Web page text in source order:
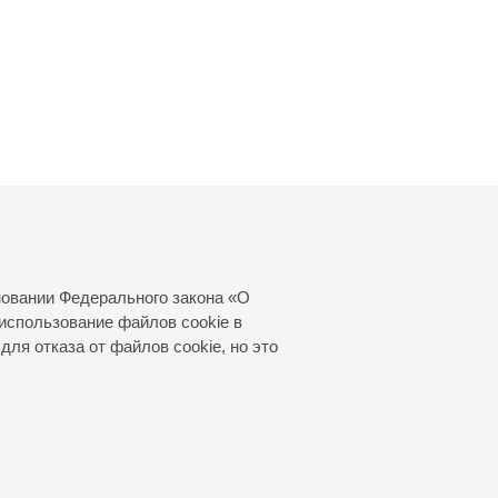
Федерального закона «О
файлов cookie в
отказа от файлов cookie, но это